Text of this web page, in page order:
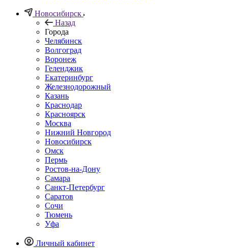
Новосибирск
Назад
Города
Челябинск
Волгоград
Воронеж
Геленджик
Екатеринбург
Железнодорожный
Казань
Краснодар
Красноярск
Москва
Нижний Новгород
Новосибирск
Омск
Пермь
Ростов-на-Дону
Самара
Санкт-Петербург
Саратов
Сочи
Тюмень
Уфа
Личный кабинет